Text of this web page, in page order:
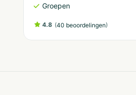
Groepen
4.8 (40 beoordelingen)